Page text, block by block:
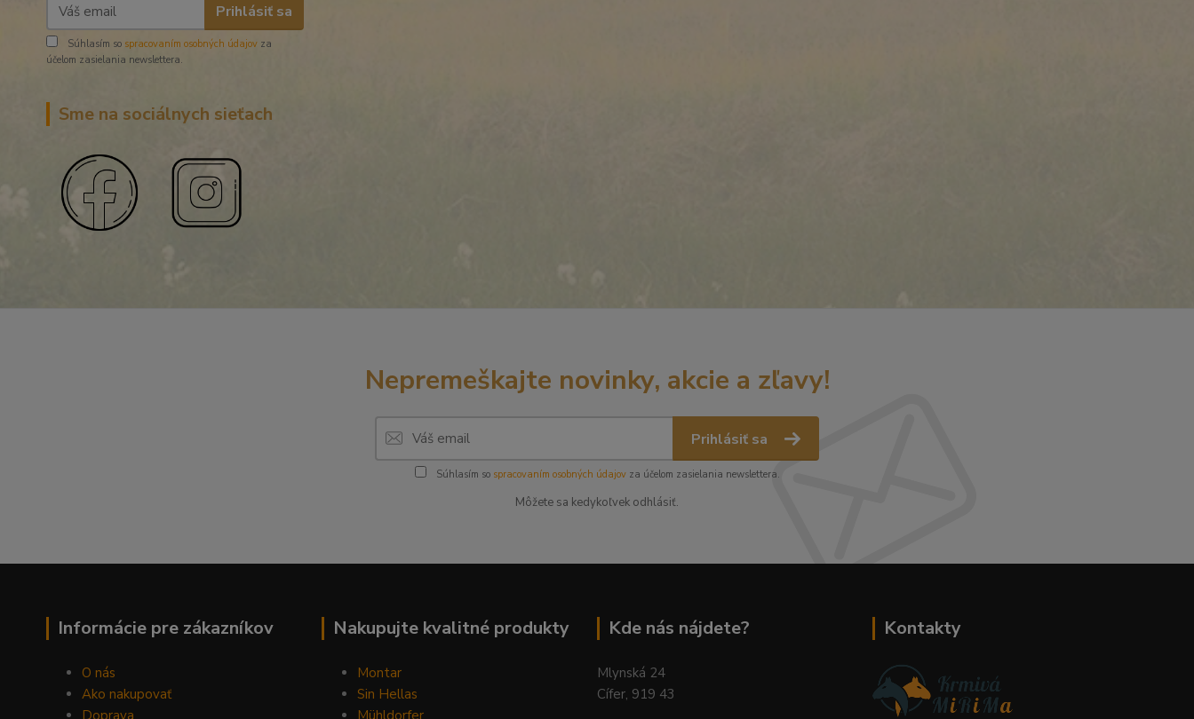
Prihlásiť sa
Súhlasím so spracovaním osobných údajov za
účelom zasielania newslettera.
Sme na sociálnych sieťach
Nepremeškajte novinky, akcie a zľavy!
Prihlásiť sa
Súhlasím so spracovaním osobných údajovza účelom zasielania newslettera.
Môžete sa kedykoľvek odhlásiť.
Informácie pre zákazníkov
O nás
Ako nakupovať
Doprava
Nakupujte kvalitné produkty
Montar
Sin Hellas
Mühldorfer
Kde nás nájdete?
Mlynská 24
Cífer, 919 43
Kontakty